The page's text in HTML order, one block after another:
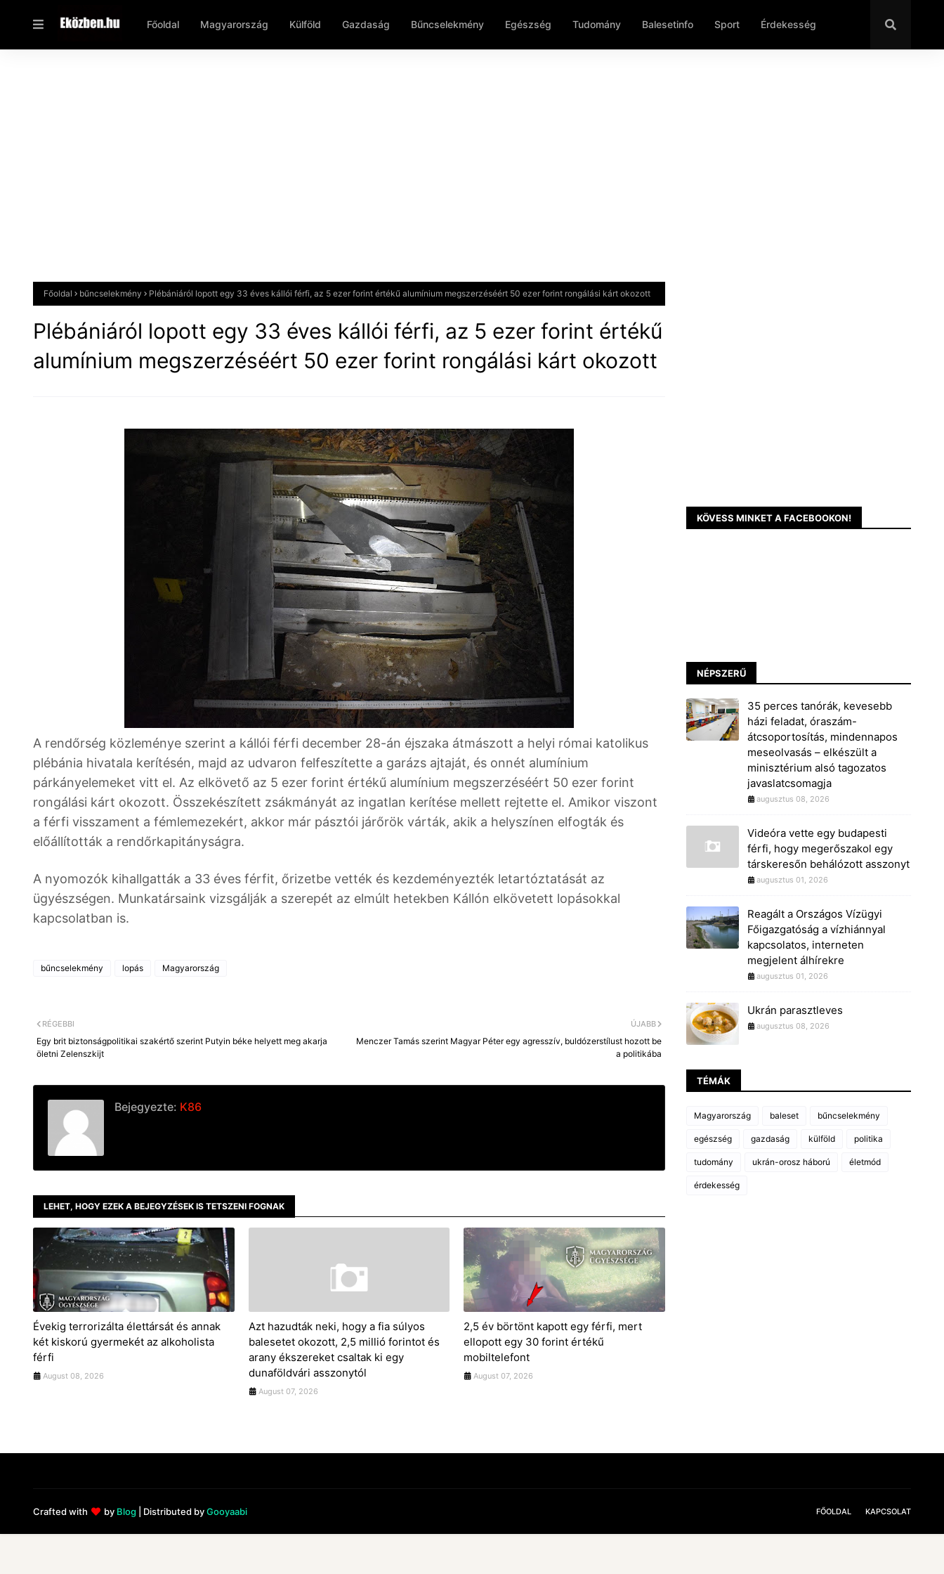
Főoldal Magyarország Külföld Gazdaság Bűncselekmény Egészség Tudomány Balesetinfo Sport Érdekesség
Főoldal bűncselekmény Plébániáról lopott egy 33 éves kállói férfi, az 5 ezer forint értékű alumínium megszerzéséért 50 ezer forint rongálási kárt okozott
Plébániáról lopott egy 33 éves kállói férfi, az 5 ezer forint értékű
alumínium megszerzéséért 50 ezer forint rongálási kárt okozott
A rendőrség közleménye szerint a kállói férfi december 28-án éjszaka átmászott a helyi római katolikus
plébánia hivatala kerítésén, majd az udvaron felfeszítette a garázs ajtaját, és onnét alumínium
párkányelemeket vitt el. Az elkövető az 5 ezer forint értékű alumínium megszerzéséért 50 ezer forint
rongálási kárt okozott. Összekészített zsákmányát az ingatlan kerítése mellett rejtette el. Amikor viszont
a férfi visszament a fémlemezekért, akkor már pásztói járőrök várták, akik a helyszínen elfogták és
előállították a rendőrkapitányságra.
A nyomozók kihallgatták a 33 éves férfit, őrizetbe vették és kezdeményezték letartóztatását az
ügyészségen. Munkatársaink vizsgálják a szerepét az elmúlt hetekben Kállón elkövetett lopásokkal
kapcsolatban is.
bűncselekmény lopás Magyarország
ÚJABB
Menczer Tamás szerint Magyar Péter egy agresszív, buldózerstílust hozott be
a politikába
RÉGEBBI
Egy brit biztonságpolitikai szakértő szerint Putyin béke helyett meg akarja
öletni Zelenszkijt
Bejegyezte: K86
LEHET, HOGY EZEK A BEJEGYZÉSEK IS TETSZENI FOGNAK
Évekig terrorizálta élettársát és annak
két kiskorú gyermekét az alkoholista
férfi
August 08, 2026
Azt hazudták neki, hogy a fia súlyos
balesetet okozott, 2,5 millió forintot és
arany ékszereket csaltak ki egy
dunaföldvári asszonytól
August 07, 2026
2,5 év börtönt kapott egy férfi, mert
ellopott egy 30 forint értékű
mobiltelefont
August 07, 2026
KÖVESS MINKET A FACEBOOKON!
NÉPSZERŰ
35 perces tanórák, kevesebb
házi feladat, óraszám-
átcsoportosítás, mindennapos
meseolvasás – elkészült a
minisztérium alsó tagozatos
javaslatcsomagja
augusztus 08, 2026
Videóra vette egy budapesti
férfi, hogy megerőszakol egy
társkeresőn behálózott asszonyt
augusztus 01, 2026
Reagált a Országos Vízügyi
Főigazgatóság a vízhiánnyal
kapcsolatos, interneten
megjelent álhírekre
augusztus 01, 2026
Ukrán parasztleves
augusztus 08, 2026
TÉMÁK
Magyarország baleset bűncselekmény
egészség gazdaság külföld politika
tudomány ukrán-orosz háború életmód
érdekesség
FŐOLDAL KAPCSOLAT
Crafted with by Blog | Distributed byGooyaabi